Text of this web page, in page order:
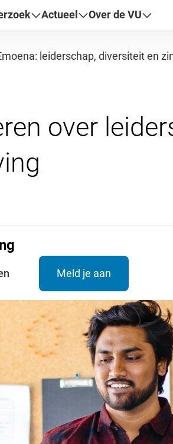
Actueel Over de VU
leiderschap, diversiteit en
over
Meld je aan